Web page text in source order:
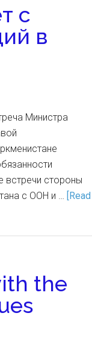
с
в
Министра
встречи стороны
с ООН и … [Read
the